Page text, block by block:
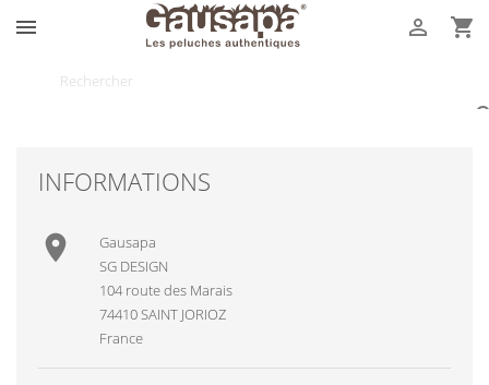
 

INFORMATIONS

Gausapa
SG DESIGN
104 route des Marais
74410 SAINT JORIOZ
France